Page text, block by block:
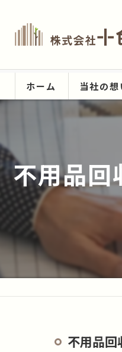
ホーム 当社の想
不用品回
不用品回